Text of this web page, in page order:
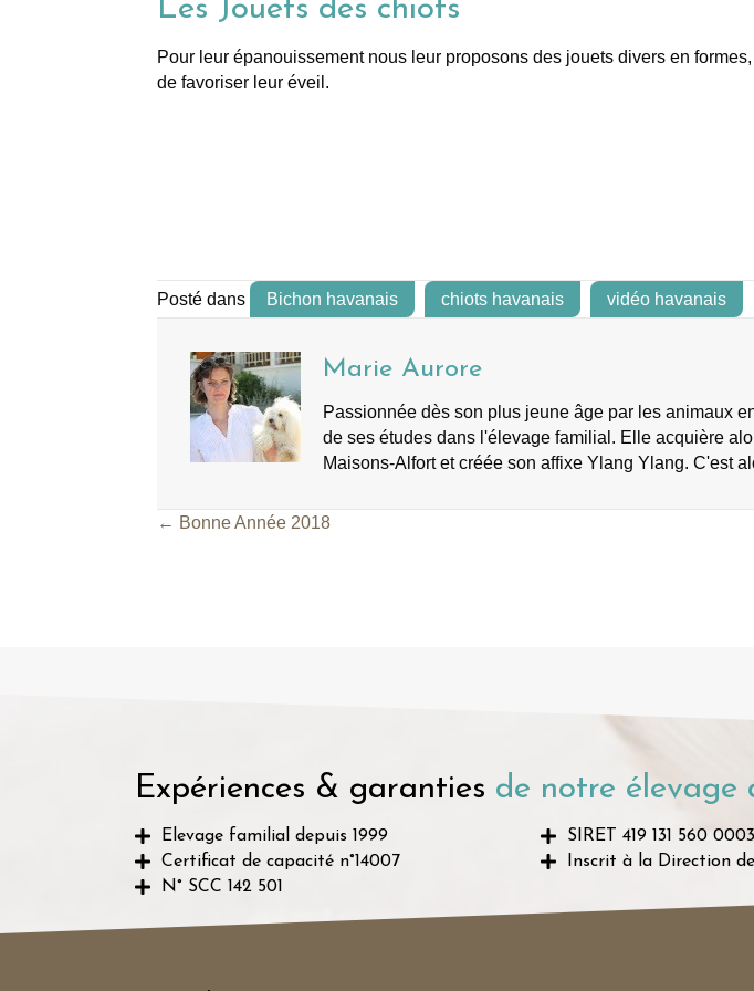
Les Jouets des chiots
Pour leur épanouissement nous leur proposons des jouets divers en
de favoriser leur éveil.
Posté dans Bichon havanais chiots havanais vidéo havanais
Marie Aurore
Passionnée dès son plus jeune âge par les animaux
de ses études dans l'élevage familial. Elle acquière
Maisons-Alfort et créée son affixe Ylang Ylang. C'est
Posts
← Bonne Année 2018
Expériences & garanties de notre élevage
Elevage familial depuis 1999
Certificat de capacité n°14007
N° SCC 142 501
SIRET 419 131 560
Inscrit à la Direction